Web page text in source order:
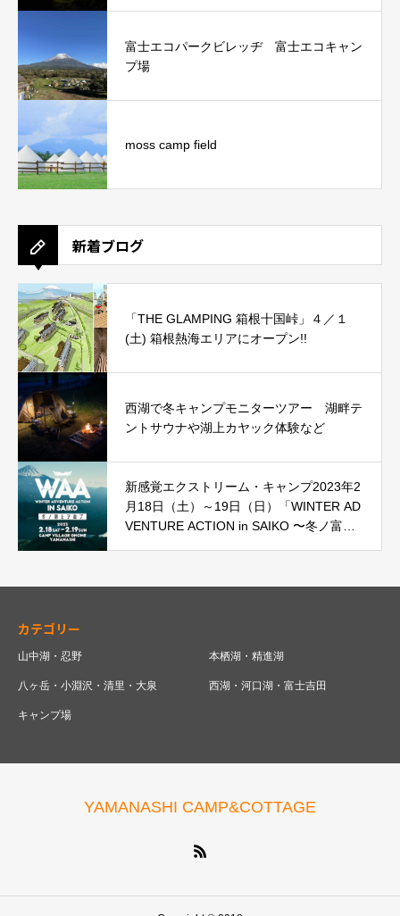
富士エコパークビレッヂ 富士エコキャン
プ場
moss camp field
新着ブログ
「THE GLAMPING 箱根十国峠」４／１
(土) 箱根熱海エリアにオープン!!
西湖で冬キャンプモニターツアー 湖畔テ
ントサウナや湖上カヤック体験など
新感覚エクストリーム・キャンプ2023年2
月18日（土）～19日（日）「WINTER AD
VENTURE ACTION in SAIKO 〜冬ノ富士
カテゴリー
山中湖・忍野 本栖湖・精進湖
八ヶ岳・小淵沢・清里・大泉 西湖・河口湖・富士吉田
キャンプ場
YAMANASHI CAMP&COTTAGE